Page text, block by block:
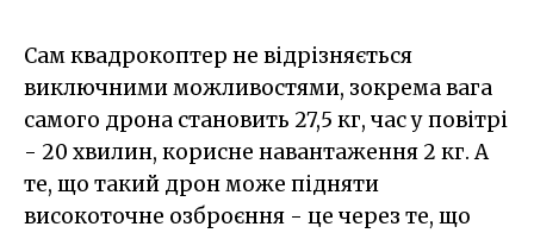
Сам квадрокоптер не відрізняється
виключними можливостями, зокрема вага
самого дрона становить 27,5 кг, час у повітрі
- 20 хвилин, корисне навантаження 2 кг. А
те, що такий дрон може підняти
високоточне озброєння - це через те, що